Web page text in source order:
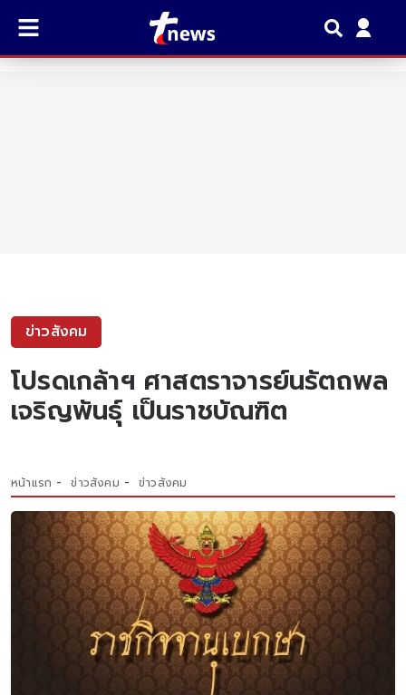
ข่าวสังคม
โปรดเกล้าฯ ศาสตราจารย์นรัตถพล
เจริญพันธุ์ เป็นราชบัณฑิต
หน้าแรก ข่าวสังคม ข่าวสังคม